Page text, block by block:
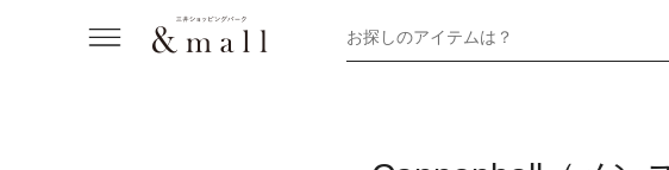
お探しのアイテムは？